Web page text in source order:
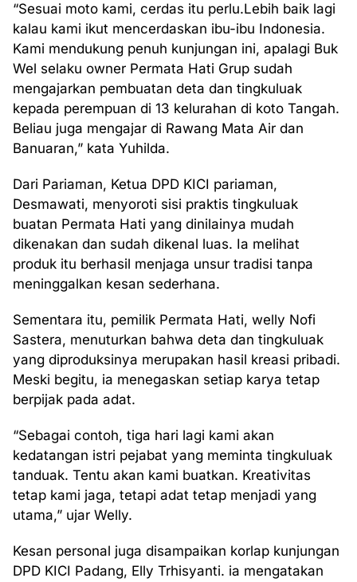
“Sesuai moto kami, cerdas itu perlu.Lebih baik lagi
kalau kami ikut mencerdaskan ibu-ibu Indonesia.
Kami mendukung penuh kunjungan ini, apalagi Buk
Wel selaku owner Permata Hati Grup sudah
mengajarkan pembuatan deta dan tingkuluak
kepada perempuan di 13 kelurahan di koto Tangah.
Beliau juga mengajar di Rawang Mata Air dan
Banuaran,” kata Yuhilda.
Dari Pariaman, Ketua DPD KICI pariaman,
Desmawati, menyoroti sisi praktis tingkuluak
buatan Permata Hati yang dinilainya mudah
dikenakan dan sudah dikenal luas. Ia melihat
produk itu berhasil menjaga unsur tradisi tanpa
meninggalkan kesan sederhana.
Sementara itu, pemilik Permata Hati, welly Nofi
Sastera, menuturkan bahwa deta dan tingkuluak
yang diproduksinya merupakan hasil kreasi pribadi.
Meski begitu, ia menegaskan setiap karya tetap
berpijak pada adat.
“Sebagai contoh, tiga hari lagi kami akan
kedatangan istri pejabat yang meminta tingkuluak
tanduak. Tentu akan kami buatkan. Kreativitas
tetap kami jaga, tetapi adat tetap menjadi yang
utama,” ujar Welly.
Kesan personal juga disampaikan korlap kunjungan
DPD KICI Padang, Elly Trhisyanti. ia mengatakan